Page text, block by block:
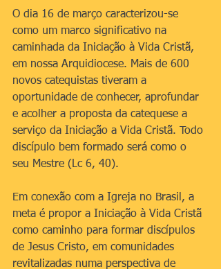
O dia 16 de março caracterizou-se
como um marco significativo na
caminhada da Iniciação à Vida Cristã,
em nossa Arquidiocese. Mais de 600
novos catequistas tiveram a
oportunidade de conhecer, aprofundar
e acolher a proposta da catequese a
serviço da Iniciação a Vida Cristã. Todo
discípulo bem formado será como o
seu Mestre (Lc 6, 40).
Em conexão com a Igreja no Brasil, a
meta é propor a Iniciação à Vida Cristã
como caminho para formar discípulos
de Jesus Cristo, em comunidades
revitalizadas numa perspectiva de